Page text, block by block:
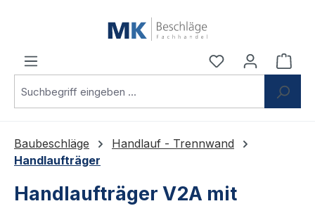
Du hast 0
Baubeschläge
Handlauf - Trennwand
Handlaufträger
Handlaufträger V2A mit